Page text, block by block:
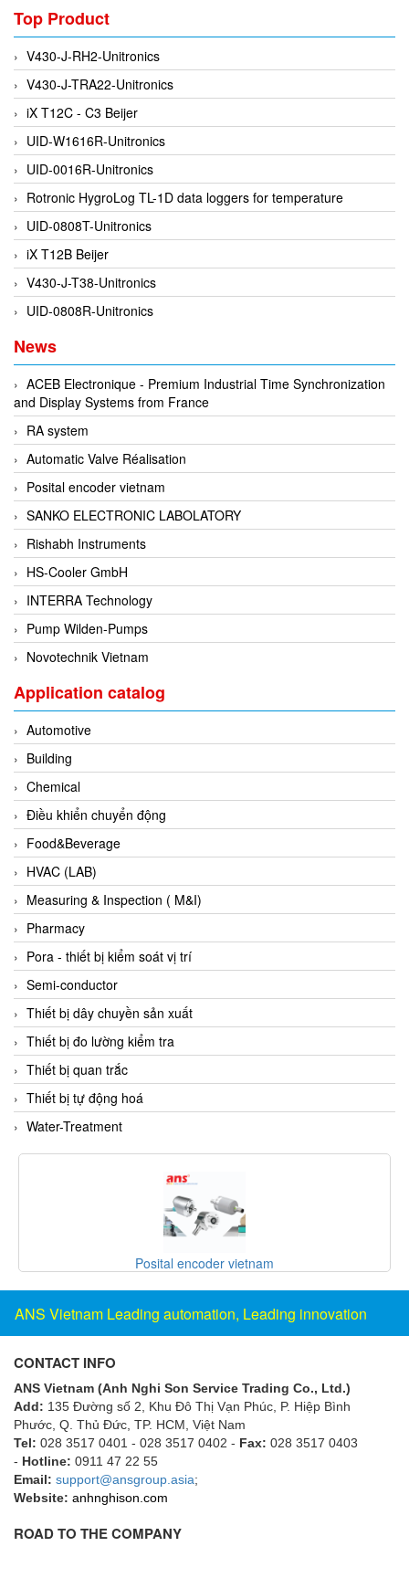
CSC
CS-Instrument
cs-instruments
CTC
Cygnus
Cypet Vietnam
Daehan Sensor
Daito Kogyo
Dandong Huayu
Danfoss
Datalogic Vietnam
Datexel
Debron VietNam
DEIF
Delmhorst VietNam
DELTA
Delta Ohm
Delta sensor
Delta-mobrey
DEMA Engineering/ Foam- IT
DESAX
DET-TRONICS
Deublin
Diakont
Dias Infrared
Dinel
Di-Soric
Di-Soric
Dixon Valve
Doctor Led Vietnam
DOLD - Autho ANS
Dold Vietnam
Dongdo Tech
Donghwa Valve
Dongkun
Dosing Pump
DR. NEUMANN Peltier-Technik
Driesen Kern
Dropsa Vietnam
Durag
Dwyer
DYH
Dynisco
E+E ELEKTRONIK
E+H
E2S
Eaton
Top Product
V430-J-RH2-Unitronics
V430-J-TRA22-Unitronics
iX T12C - C3 Beijer
UID-W1616R-Unitronics
UID-0016R-Unitronics
Rotronic HygroLog TL-1D data loggers for temperature
UID-0808T-Unitronics
iX T12B Beijer
V430-J-T38-Unitronics
UID-0808R-Unitronics
News
ACEB Electronique - Premium Industrial Time Synchronization
and Display Systems from France
RA system
Automatic Valve Réalisation
Posital encoder vietnam
SANKO ELECTRONIC LABOLATORY
Rishabh Instruments
HS-Cooler GmbH
INTERRA Technology
Pump Wilden-Pumps
Novotechnik Vietnam
Application catalog
Automotive
Building
Chemical
Điều khiển chuyển động
Food&Beverage
HVAC (LAB)
Measuring & Inspection ( M&I)
Pharmacy
Pora - thiết bị kiểm soát vị trí
Semi-conductor
Thiết bị dây chuyền sản xuất
Thiết bị đo lường kiểm tra
Thiết bị quan trắc
Thiết bị tự động hoá
Water-Treatment
Posital encoder vietnam
ANS Vietnam Leading automation, Leading innovation
CONTACT INFO
ANS Vietnam (Anh Nghi Son Service Trading Co., Ltd.)
Add: 135 Đường số 2, Khu Đô Thị Vạn Phúc, P. Hiệp Bình
Phước, Q. Thủ Đức, TP. HCM , Việt Nam
Tel: 028 3517 0401 - 028 3517 0402 - Fax: 028 3517 0403
- Hotline: 0911 47 22 55
Email: support@ansgroup.asia;
Website: anhnghison.com
ROAD TO THE COMPANY